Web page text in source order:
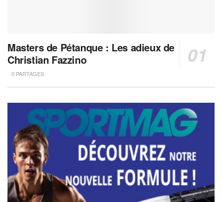
Masters de Pétanque : Les adieux de
Christian Fazzino
0 PARTAGES